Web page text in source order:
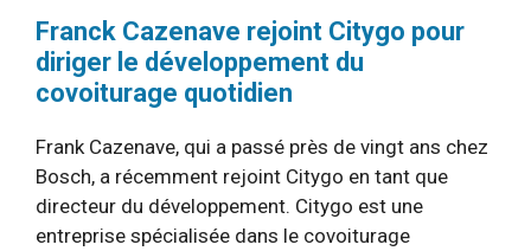
Franck Cazenave rejoint Citygo pour
diriger le développement du
covoiturage quotidien
Frank Cazenave, qui a passé près de vingt ans chez
Bosch, a récemment rejoint Citygo en tant que
directeur du développement. Citygo est une
entreprise spécialisée dans le covoiturage